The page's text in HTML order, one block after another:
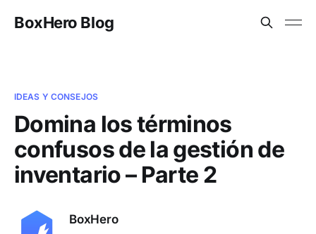
BoxHero Blog
IDEAS Y CONSEJOS
Domina los términos
confusos de la gestión de
inventario – Parte 2
BoxHero